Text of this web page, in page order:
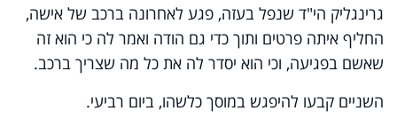
גרינגליק הי"ד שנפל בעזה, פגע לאחרונה ברכב של אישה,
החליף איתה פרטים ותוך כדי גם הודה ואמר לה כי הוא זה
שאשם בפגיעה, וכי הוא יסדר לה את כל מה שצריך ברכב.
השניים קבעו להיפגש במוסך כלשהו, ביום רביעי.